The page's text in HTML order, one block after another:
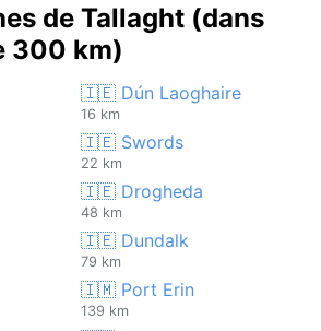
de Tallaght (dans
300 km)
🇮🇪 Dún Laoghaire
16 km
🇮🇪 Swords
22 km
🇮🇪 Drogheda
48 km
🇮🇪 Dundalk
79 km
🇮🇲 Port Erin
139 km